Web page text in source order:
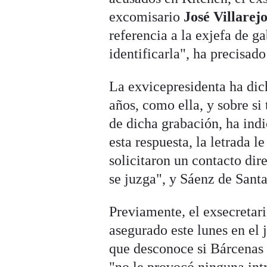
excomisario José
referencia a la exjefa de
identificarla", ha
La exvicepresidenta ha
años, como ella, y sobre
de dicha grabación, ha
esta respuesta, la letrada
solicitaron un contacto
se juzga", y Sáenz de
Previamente, el
asegurado este lunes en
que desconoce si